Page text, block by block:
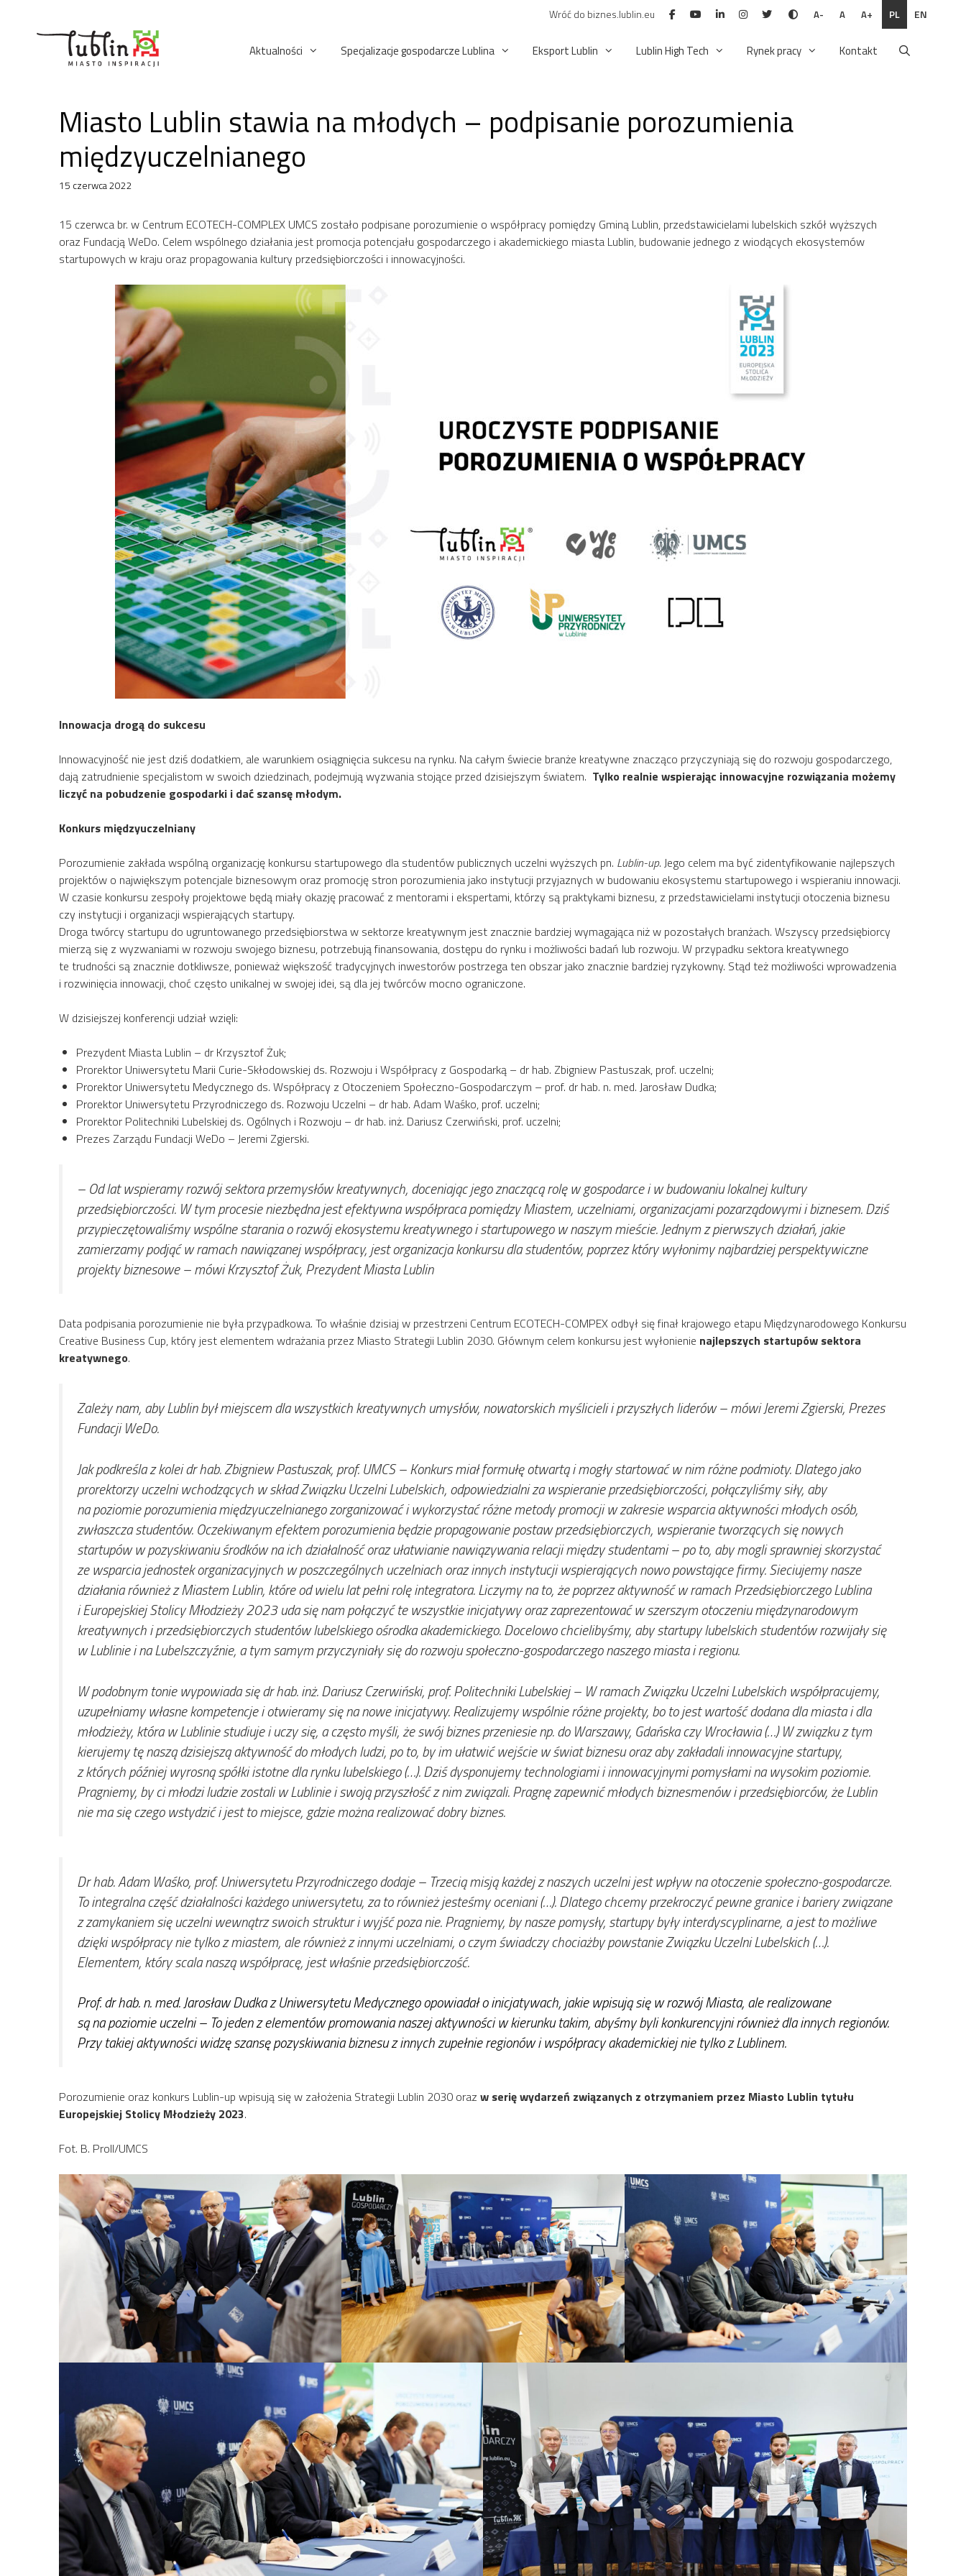
Wróć do biznes.lublin.eu A- A A+ PL EN
Aktualności Specjalizacje gospodarcze Lublina Eksport Lublin Lublin High Tech Rynek pracy Kontakt
Miasto Lublin stawia na młodych – podpisanie porozumienia
międzyuczelnianego
15 czerwca 2022
15 czerwca br. w Centrum ECOTECH-COMPLEX UMCS zostało podpisane porozumienie o współpracy pomiędzy Gminą Lublin, przedstawicielami lubelskich szkół wyższych
oraz Fundacją WeDo. Celem wspólnego działania jest promocja potencjału gospodarczego i akademickiego miasta Lublin, budowanie jednego z wiodących ekosystemów
startupowych w kraju oraz propagowania kultury przedsiębiorczości i innowacyjności.
Innowacja drogą do sukcesu
Innowacyjność nie jest dziś dodatkiem, ale warunkiem osiągnięcia sukcesu na rynku. Na całym świecie branże kreatywne znacząco przyczyniają się do rozwoju gospodarczego,
dają zatrudnienie specjalistom w swoich dziedzinach, podejmują wyzwania stojące przed dzisiejszym światem. Tylko realnie wspierając innowacyjne rozwiązania możemy
liczyć na pobudzenie gospodarki i dać szansę młodym.
Konkurs międzyuczelniany
Porozumienie zakłada wspólną organizację konkursu startupowego dla studentów publicznych uczelni wyższych pn. Lublin-up. Jego celem ma być zidentyfikowanie najlepszych
projektów o największym potencjale biznesowym oraz promocję stron porozumienia jako instytucji przyjaznych w budowaniu ekosystemu startupowego i wspieraniu innowacji.
W czasie konkursu zespoły projektowe będą miały okazję pracować z mentorami i ekspertami, którzy są praktykami biznesu, z przedstawicielami instytucji otoczenia biznesu
czy instytucji i organizacji wspierających startupy.
Droga twórcy startupu do ugruntowanego przedsiębiorstwa w sektorze kreatywnym jest znacznie bardziej wymagająca niż w pozostałych branżach. Wszyscy przedsiębiorcy
mierzą się z wyzwaniami w rozwoju swojego biznesu, potrzebują finansowania, dostępu do rynku i możliwości badań lub rozwoju. W przypadku sektora kreatywnego
te trudności są znacznie dotkliwsze, ponieważ większość tradycyjnych inwestorów postrzega ten obszar jako znacznie bardziej ryzykowny. Stąd też możliwości wprowadzenia
i rozwinięcia innowacji, choć często unikalnej w swojej idei, są dla jej twórców mocno ograniczone.
W dzisiejszej konferencji udział wzięli:
Prezydent Miasta Lublin – dr Krzysztof Żuk;
Prorektor Uniwersytetu Marii Curie-Skłodowskiej ds. Rozwoju i Współpracy z Gospodarką – dr hab. Zbigniew Pastuszak, prof. uczelni;
Prorektor Uniwersytetu Medycznego ds. Współpracy z Otoczeniem Społeczno-Gospodarczym – prof. dr hab. n. med. Jarosław Dudka;
Prorektor Uniwersytetu Przyrodniczego ds. Rozwoju Uczelni – dr hab. Adam Waśko, prof. uczelni;
Prorektor Politechniki Lubelskiej ds. Ogólnych i Rozwoju – dr hab. inż. Dariusz Czerwiński, prof. uczelni;
Prezes Zarządu Fundacji WeDo – Jeremi Zgierski.
– Od lat wspieramy rozwój sektora przemysłów kreatywnych, doceniając jego znaczącą rolę w gospodarce i w budowaniu lokalnej kultury
przedsiębiorczości. W tym procesie niezbędna jest efektywna współpraca pomiędzy Miastem, uczelniami, organizacjami pozarządowymi i biznesem. Dziś
przypieczętowaliśmy wspólne starania o rozwój ekosystemu kreatywnego i startupowego w naszym mieście. Jednym z pierwszych działań, jakie
zamierzamy podjąć w ramach nawiązanej współpracy, jest organizacja konkursu dla studentów, poprzez który wyłonimy najbardziej perspektywiczne
projekty biznesowe– mówi Krzysztof Żuk, Prezydent Miasta Lublin
Data podpisania porozumienie nie była przypadkowa. To właśnie dzisiaj w przestrzeni Centrum ECOTECH-COMPEX odbył się finał krajowego etapu Międzynarodowego Konkursu
Creative Business Cup, który jest elementem wdrażania przez Miasto Strategii Lublin 2030. Głównym celem konkursu jest wyłonienie najlepszych startupów sektora
kreatywnego.
Zależy nam, aby Lublin był miejscem dla wszystkich kreatywnych umysłów, nowatorskich myślicieli i przyszłych liderów– mówi Jeremi Zgierski, Prezes
Fundacji WeDo.
Jak podkreśla z kolei dr hab. Zbigniew Pastuszak, prof. UMCS– Konkurs miał formułę otwartą i mogły startować w nim różne podmioty. Dlatego jako
prorektorzy uczelni wchodzących w skład Związku Uczelni Lubelskich, odpowiedzialni za wspieranie przedsiębiorczości, połączyliśmy siły, aby
na poziomie porozumienia międzyuczelnianego zorganizować i wykorzystać różne metody promocji w zakresie wsparcia aktywności młodych osób,
zwłaszcza studentów. Oczekiwanym efektem porozumienia będzie propagowanie postaw przedsiębiorczych, wspieranie tworzących się nowych
startupów w pozyskiwaniu środków na ich działalność oraz ułatwianie nawiązywania relacji między studentami – po to, aby mogli sprawniej skorzystać
ze wsparcia jednostek organizacyjnych w poszczególnych uczelniach oraz innych instytucji wspierających nowo powstające firmy. Sieciujemy nasze
działania również z Miastem Lublin, które od wielu lat pełni rolę integratora. Liczymy na to, że poprzez aktywność w ramach Przedsiębiorczego Lublina
i Europejskiej Stolicy Młodzieży 2023 uda się nam połączyć te wszystkie inicjatywy oraz zaprezentować w szerszym otoczeniu międzynarodowym
kreatywnych i przedsiębiorczych studentów lubelskiego ośrodka akademickiego. Docelowo chcielibyśmy, aby startupy lubelskich studentów rozwijały się
w Lublinie i na Lubelszczyźnie, a tym samym przyczyniały się do rozwoju społeczno-gospodarczego naszego miasta i regionu.
W podobnym tonie wypowiada się dr hab. inż. Dariusz Czerwiński, prof. Politechniki Lubelskiej – W ramach Związku Uczelni Lubelskich współpracujemy,
uzupełniamy własne kompetencje i otwieramy się na nowe inicjatywy. Realizujemy wspólnie różne projekty, bo to jest wartość dodana dla miasta i dla
młodzieży, która w Lublinie studiuje i uczy się, a często myśli, że swój biznes przeniesie np. do Warszawy, Gdańska czy Wrocławia (…) W związku z tym
kierujemy tę naszą dzisiejszą aktywność do młodych ludzi, po to, by im ułatwić wejście w świat biznesu oraz aby zakładali innowacyjne startupy,
z których później wyrosną spółki istotne dla rynku lubelskiego (…). Dziś dysponujemy technologiami i innowacyjnymi pomysłami na wysokim poziomie.
Pragniemy, by ci młodzi ludzie zostali w Lublinie i swoją przyszłośćz nim związali. Pragnę zapewnić młodych biznesmenów i przedsiębiorców, że Lublin
nie ma się czego wstydzić i jest to miejsce, gdzie można realizować dobry biznes.
Dr hab. Adam Waśko, prof. Uniwersytetu Przyrodniczego dodaje – Trzecią misją każdej z naszych uczelni jest wpływ na otoczenie społeczno-gospodarcze.
To integralna część działalności każdego uniwersytetu, za to również jesteśmy oceniani (…). Dlatego chcemy przekroczyć pewne granice i bariery związane
z zamykaniem się uczelni wewnątrz swoich struktur i wyjść poza nie. Pragniemy, by nasze pomysły, startupy były interdyscyplinarne, a jest to możliwe
dzięki współpracy nie tylko z miastem, ale również z innymi uczelniami, o czym świadczy chociażby powstanie Związku Uczelni Lubelskich (…).
Elementem, który scala naszą współpracę, jest właśnie przedsiębiorczość.
Prof. dr hab. n. med. Jarosław Dudka z Uniwersytetu Medycznego opowiadał o inicjatywach, jakie wpisują się w rozwój Miasta, ale realizowane
są na poziomie uczelni – To jeden z elementów promowania naszej aktywności w kierunku takim, abyśmy byli konkurencyjni również dla innych regionów.
Przy takiej aktywności widzę szansę pozyskiwania biznesu z innych zupełnie regionów i współpracy akademickiej nie tylko z Lublinem.
Porozumienie oraz konkurs Lublin-up wpisują się w założenia Strategii Lublin 2030 oraz w serię wydarzeń związanych z otrzymaniem przez Miasto Lublin tytułu
Europejskiej Stolicy Młodzieży 2023.
Fot. B. Proll/UMCS